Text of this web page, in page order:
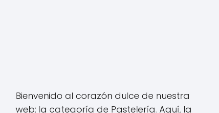
Bienvenido al corazón dulce de nuestra
web: la categoría de Pastelería. Aquí, la